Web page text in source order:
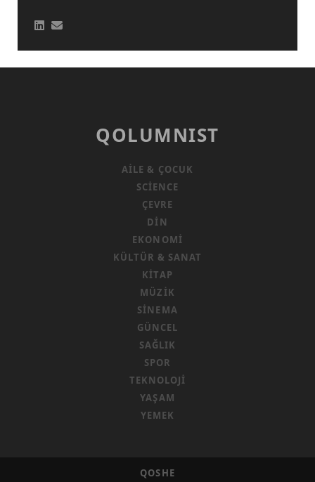
QOLUMNIST
AILE & ÇOCUK
SCIENCE
ÇEVRE
DIN
EKONOMI
KÜLTÜR & SANAT
KITAP
MÜZIK
SINEMA
GÜNCEL
SAĞLIK
SPOR
TEKNOLOJI
YAŞAM
YEMEK
QOSHE